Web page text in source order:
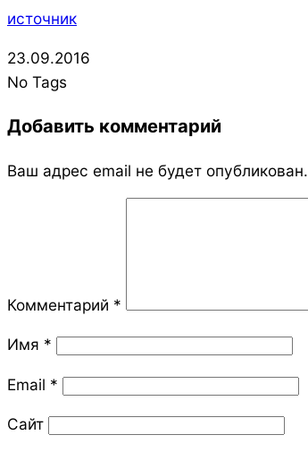
источник
2016-
09-
23.09.2016
No Tags
Добавить комментарий
Ваш адрес email не будет опубликован.
Комментарий *
Имя *
Email *
Сайт